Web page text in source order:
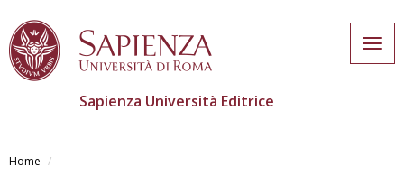
contenuto
Sapienza Università Editrice
Home